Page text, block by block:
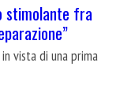
stimolante fra
vista di una prima